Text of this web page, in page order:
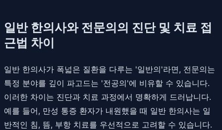
일반 한의사와 전문의의 진단 및 치료 접
근법 차이
일반 한의사가 폭넓은 질환을 다루는 '일반의'라면, 전문의는
특정 분야를 깊이 파고드는 '전공의'에 비유할 수 있습니다.
이러한 차이는 진단과 치료 과정에서 명확하게 드러납니다.
예를 들어, 만성 통증 환자가 내원했을 때 일반 한의사는 일
반적인 침, 뜸, 부항 치료를 우선적으로 고려할 수 있습니다.